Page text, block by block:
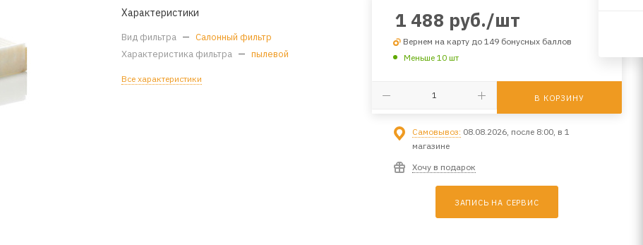
Характеристики
Вид фильтра — Салонный фильтр
Характеристика фильтра — пылевой
Все характеристики
1 488 руб./шт
Вернем на карту до 149 бонусных баллов
Меньше 10 шт
В КОРЗИНУ
Самовывоз: 08.08.2026, после 8:00, в 1
магазине
Хочу в подарок
ЗАПИСЬ НА СЕРВИС